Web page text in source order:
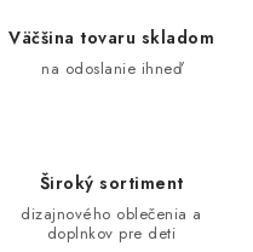
Väčšina tovaru skladom
na odoslanie ihneď
Široký sortiment
dizajnového oblečenia a
doplnkov pre deti